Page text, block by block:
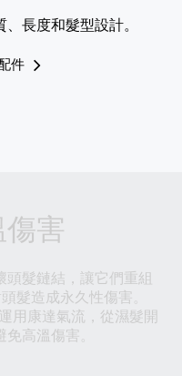
長度和髮型設計。
件
害
髮鏈結，讓它們重組
髮造成永久性傷害。
用康達氣流，從濕髮開
高溫傷害。